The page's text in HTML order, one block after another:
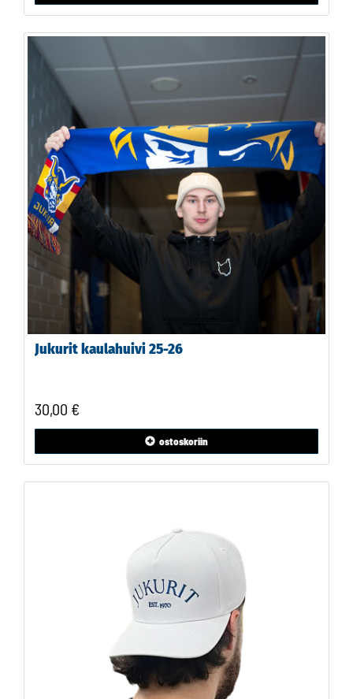
Jukurit kaulahuivi 25-26
30,00 €
ostoskoriin